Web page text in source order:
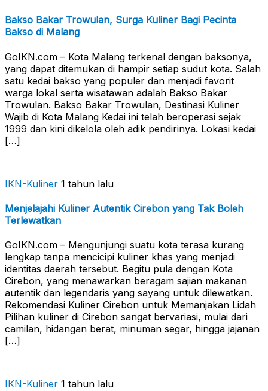
Bakso Bakar Trowulan, Surga Kuliner Bagi Pecinta
Bakso di Malang
GoIKN.com – Kota Malang terkenal dengan baksonya,
yang dapat ditemukan di hampir setiap sudut kota. Salah
satu kedai bakso yang populer dan menjadi favorit
warga lokal serta wisatawan adalah Bakso Bakar
Trowulan. Bakso Bakar Trowulan, Destinasi Kuliner
Wajib di Kota Malang Kedai ini telah beroperasi sejak
1999 dan kini dikelola oleh adik pendirinya. Lokasi kedai
[…]
IKN-Kuliner 1 tahun lalu
Menjelajahi Kuliner Autentik Cirebon yang Tak Boleh
Terlewatkan
GoIKN.com – Mengunjungi suatu kota terasa kurang
lengkap tanpa mencicipi kuliner khas yang menjadi
identitas daerah tersebut. Begitu pula dengan Kota
Cirebon, yang menawarkan beragam sajian makanan
autentik dan legendaris yang sayang untuk dilewatkan.
Rekomendasi Kuliner Cirebon untuk Memanjakan Lidah
Pilihan kuliner di Cirebon sangat bervariasi, mulai dari
camilan, hidangan berat, minuman segar, hingga jajanan
[…]
IKN-Kuliner 1 tahun lalu